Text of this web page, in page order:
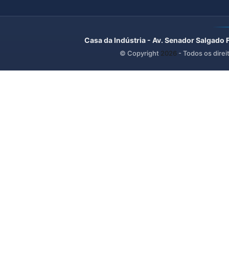
Casa da Indústria - Av. Senador
© Copyright 2026 - Todos os